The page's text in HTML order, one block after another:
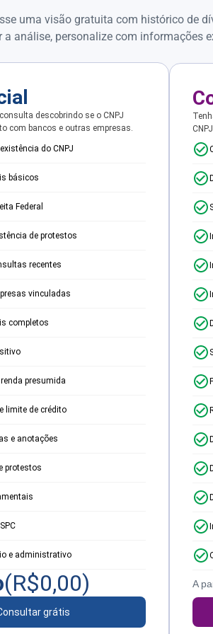
uma visão gratuita com histórico de
a análise, personalize com informações
descobrindo se o CNPJ
com bancos e outras empresas.
do CNPJ
básicos
Federal
de protestos
recentes
vinculadas
completos
presumida
limite de crédito
e anotações
protestos
e administrativo
(R$0,00)
grátis
A